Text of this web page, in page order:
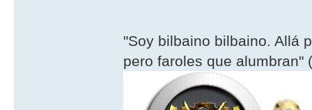
"Soy bilbaino bilbaino. Allá
pero faroles que alumbran"